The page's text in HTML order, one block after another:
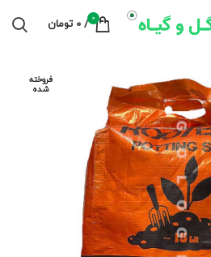
0
/
0 تومان
فروخته
شده